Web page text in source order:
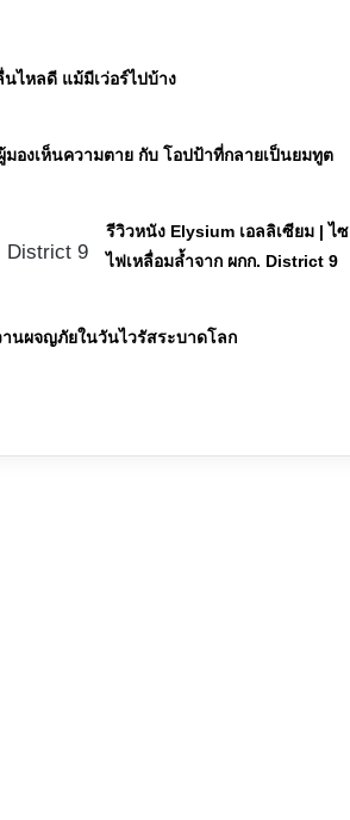
ไหลดี แม้มีเว่อร์ไปบ้าง
องเห็นความตาย กับ โอปป้าที่กลายเป็นยมทูต
รีวิวหนัง Elysium เอลลิเซียม | ไซ
ไฟเหลื่อมล้ำจาก ผกก. District 9
นผจญภัยในวันไวรัสระบาดโลก